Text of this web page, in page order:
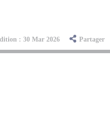
: 30 Mar 2026 Partager